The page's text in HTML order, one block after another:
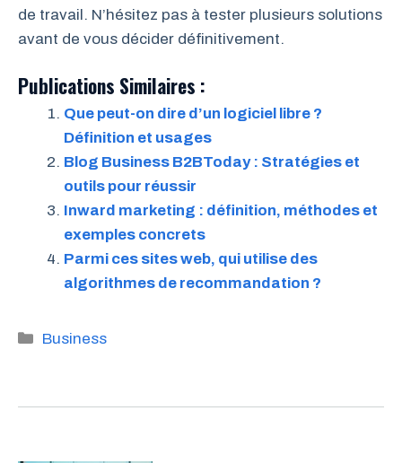
de travail. N’hésitez pas à tester plusieurs solutions
avant de vous décider définitivement.
Publications Similaires :
Que peut-on dire d’un logiciel libre ?
Définition et usages
Blog Business B2BToday : Stratégies et
outils pour réussir
Inward marketing : définition, méthodes et
exemples concrets
Parmi ces sites web, qui utilise des
algorithmes de recommandation ?
Catégories
Business